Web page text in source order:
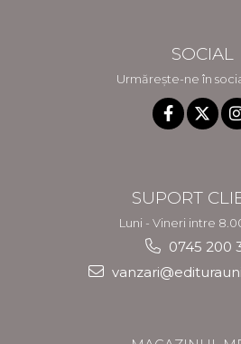
SOCIAL
Urmărește-ne în
SUPORT
Luni - Vineri intre
0745 200